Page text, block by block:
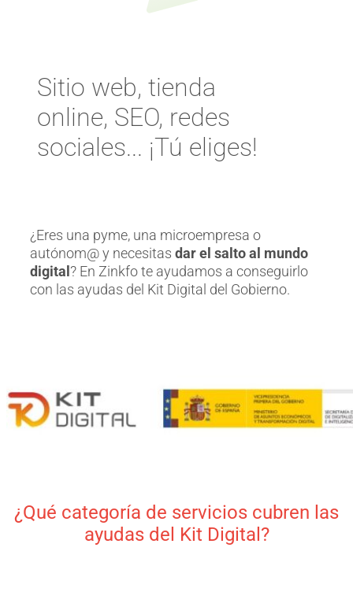
Sitio web, tienda
online, SEO, redes
sociales... ¡Tú eliges!
¿Eres una pyme, una microempresa o
autónom@ y necesitas dar el salto al mundo
digital ? En Zinkfo te ayudamos a conseguirlo
con las ayudas del Kit Digital del Gobierno.
¿Qué categoría de servicios cubren las
ayudas del Kit Digital?